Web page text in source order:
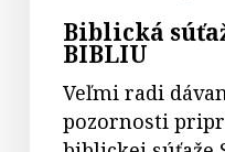
Biblická
BIBLIU
Veľmi radi
pozornosti